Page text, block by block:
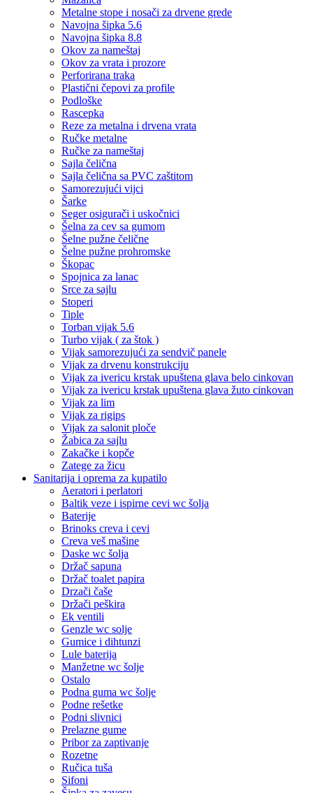
Metalne stope i nosači za drvene grede
Navojna šipka 5.6
Navojna šipka 8.8
Okov za nameštaj
Okov za vrata i prozore
Perforirana traka
Plastični čepovi za profile
Podloške
Rascepka
Reze za metalna i drvena vrata
Ručke metalne
Ručke za nameštaj
Sajla čelična
Sajla čelična sa PVC zaštitom
Samorezujući vijci
Šarke
Seger osigurači i uskočnici
Šelna za cev sa gumom
Šelne pužne čelične
Šelne pužne prohromske
Škopac
Spojnica za lanac
Srce za sajlu
Stoperi
Tiple
Torban vijak 5.6
Turbo vijak ( za štok )
Vijak samorezujući za sendvič panele
Vijak za drvenu konstrukciju
Vijak za ivericu krstak upuštena glava belo cinkovan
Vijak za ivericu krstak upuštena glava žuto cinkovan
Vijak za lim
Vijak za rigips
Vijak za salonit ploče
Žabica za sajlu
Zakačke i kopče
Zatege za žicu
Sanitarija i oprema za kupatilo
Aeratori i perlatori
Baltik veze i ispirne cevi wc šolja
Baterije
Brinoks creva i cevi
Creva veš mašine
Daske wc šolja
Držač sapuna
Držač toalet papira
Drzači čaše
Držači peškira
Ek ventili
Genzle wc solje
Gumice i dihtunzi
Lule baterija
Manžetne wc šolje
Ostalo
Podna guma wc šolje
Podne rešetke
Podni slivnici
Prelazne gume
Pribor za zaptivanje
Rozetne
Ručica tuša
Sifoni